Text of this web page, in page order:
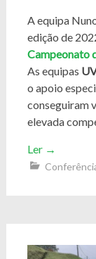
A equipa
edição de
Campeonato
As equipas
o apoio
conseguiram
elevada
Ler →